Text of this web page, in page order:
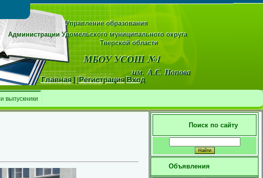
Главная||Регистрация|Вход
Управление образования
Администрации Удомельского муниципального округа
области
МБОУ УСОШ №1
А.С. Попова
выпускники
Поиск по сайту
Объявления